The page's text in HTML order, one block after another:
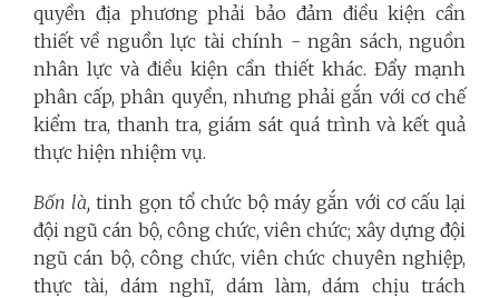
quyền địa phương phải bảo đảm điều kiện cần
thiết về nguồn lực tài chính - ngân sách, nguồn
nhân lực và điều kiện cần thiết khác. Đẩy mạnh
phân cấp, phân quyền, nhưng phải gắn với cơ chế
kiểm tra, thanh tra, giám sát quá trình và kết quả
thực hiện nhiệm vụ.
Bốn là,tinh gọn tổ chức bộ máy gắn với cơ cấu lại
đội ngũ cán bộ, công chức, viên chức; xây dựng đội
ngũ cán bộ, công chức, viên chức chuyên nghiệp,
thực tài, dám nghĩ, dám làm, dám chịu trách